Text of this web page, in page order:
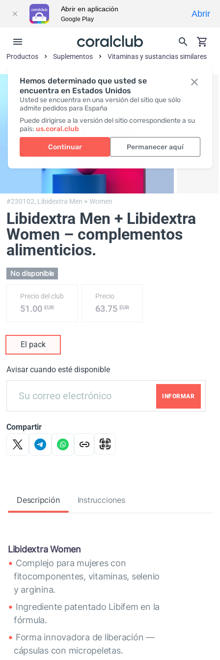
Hemos determinado que usted se
encuentra en Estados Unidos
Usted se encuentra en una versión del sitio que sólo
admite pedidos para España
Puede dirigirse a la versión del sitio correspondiente a su
país: us.coral.club
Continuar Permanecer aquí
Productos Suplementos Vitaminas y sustancias similares
#230102, Libidextra Men + Women
Libidextra Men + Libidextra
Women – complementos
alimenticios.
No disponible
Precio del club
51.00 EUR
Precio
63.75EUR
El pack
Avisar cuando esté disponible
INFORMAR
Compartir
Descripción Instrucciones
Libidextra Women
Complejo para mujeres con
fitocomponentes, vitaminas, selenio
y arginina.
Ingrediente patentado Libifem en la
fórmula.
Forma innovadora de liberación —
cápsulas con micropeletas.
Abrir en aplicación
Google Play
Abrir